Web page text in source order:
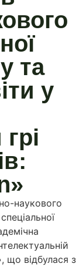
та
у
наукового
що відбулася з